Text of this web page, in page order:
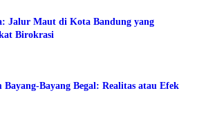
Jalur Maut di Kota Bandung yang
Birokrasi
Bayang-Bayang Begal: Realitas atau Efek